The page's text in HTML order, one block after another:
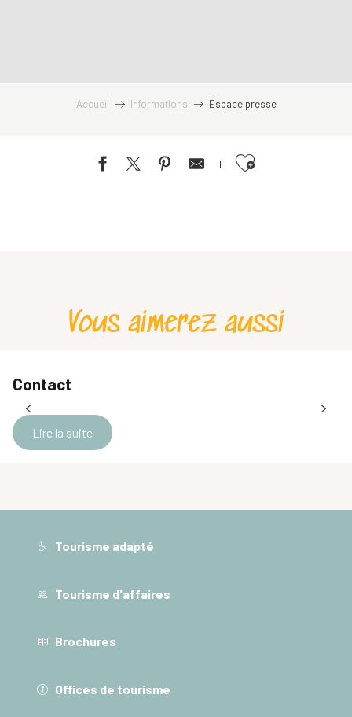
Accueil Informations Espace presse
Ajouter aux favoris
Vous aimerez aussi
Contact
Lire la suite
Tourisme adapté
Tourisme d'affaires
Brochures
Offices de tourisme